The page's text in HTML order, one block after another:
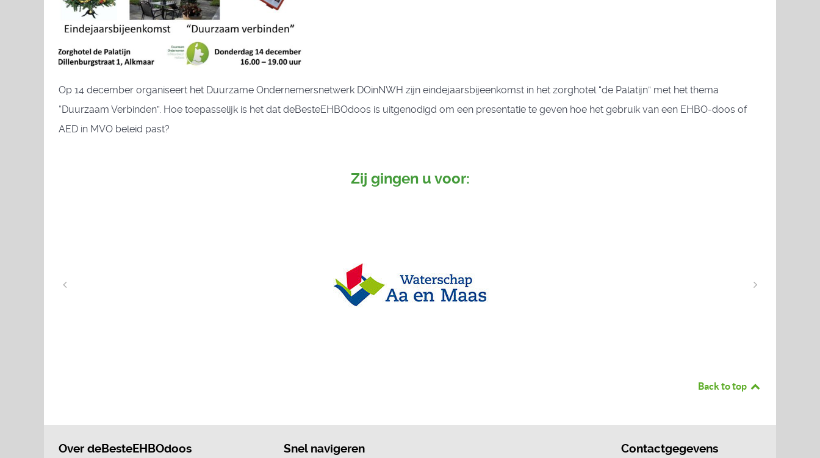
Op 14 december organiseert het Duurzame Ondernemersnetwerk DOinNWH zijn eindejaarsbijeenkomst in het zorghotel “de Palatijn” met het thema
“Duurzaam Verbinden”. Hoe toepasselijk is het dat deBesteEHBOdoos is uitgenodigd om een presentatie te geven hoe het gebruik van een EHBO-doos of
AED in MVO beleid past?
Zij gingen u voor:
Back to top
Over deBesteEHBOdoos Snel navigeren Contactgegevens